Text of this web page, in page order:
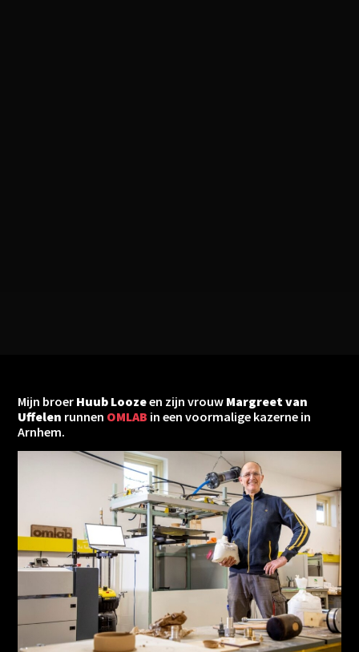
Mijn broer Huub Loozeen zijn vrouw Margreet van
Uffelen runnen OMLAB in een voormalige kazerne in
Arnhem.